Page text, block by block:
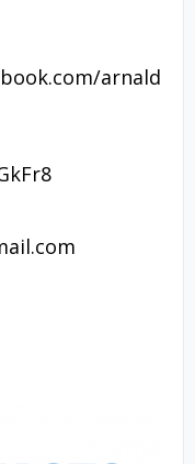
arnald